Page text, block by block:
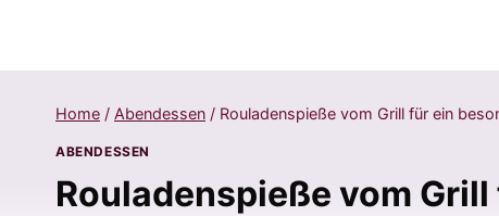
Home / Abendessen / Rouladenspieße vom Grill für ein
ABENDESSEN
Rouladenspieße vom